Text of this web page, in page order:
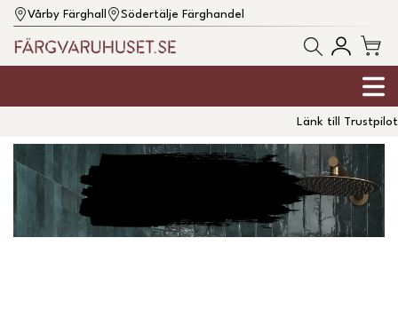
Vårby Färghall Södertälje Färghandel
Länk till Trustpilot